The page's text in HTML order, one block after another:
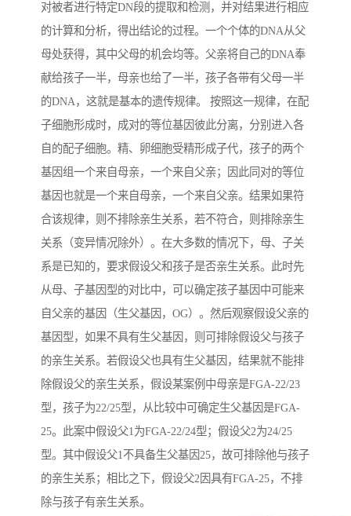
对被者进行特定DN段的提取和检测，并对结果进行相应
的计算和分析，得出结论的过程。一个个体的DNA从父
母处获得，其中父母的机会均等。父亲将自己的DNA奉
献给孩子一半，母亲也给了一半，孩子各带有父母一半
的DNA，这就是基本的遗传规律。 按照这一规律，在配
子细胞形成时，成对的等位基因彼此分离，分别进入各
自的配子细胞。精、卵细胞受精形成子代，孩子的两个
基因组一个来自母亲，一个来自父亲；因此同对的等位
基因也就是一个来自母亲，一个来自父亲。结果如果符
合该规律，则不排除亲生关系，若不符合，则排除亲生
关系（变异情况除外）。在大多数的情况下，母、子关
系是已知的，要求假设父和孩子是否亲生关系。此时先
从母、子基因型的对比中，可以确定孩子基因中可能来
自父亲的基因（生父基因，OG）。然后观察假设父亲的
基因型，如果不具有生父基因，则可排除假设父与孩子
的亲生关系。若假设父也具有生父基因，结果就不能排
除假设父的亲生关系，假设某案例中母亲是FGA-22/23
型，孩子为22/25型，从比较中可确定生父基因是FGA-
25。此案中假设父1为FGA-22/24型；假设父2为24/25
型。其中假设父1不具备生父基因25，故可排除他与孩子
的亲生关系；相比之下，假设父2因具有FGA-25，不排
除与孩子有亲生关系。